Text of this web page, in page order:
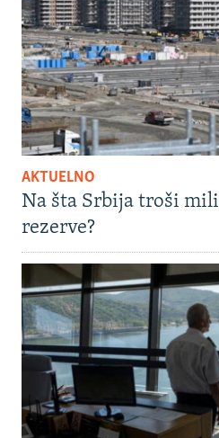
AKTUELNO
Na šta Srbija troši
rezerve?